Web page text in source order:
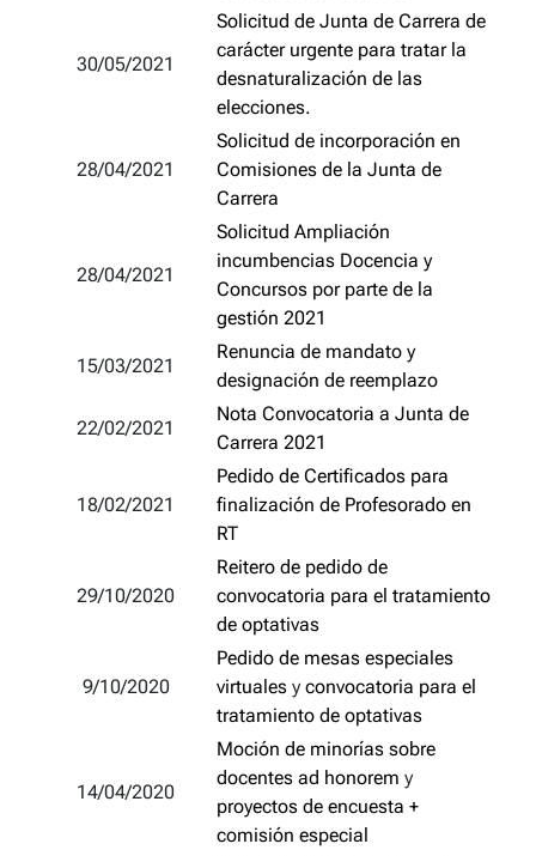
30/05/2021
Solicitud de Junta de Carrera de
carácter urgente para tratar la
desnaturalización de las
elecciones.
28/04/2021
Solicitud de incorporación en
Comisiones de la Junta de
Carrera
28/04/2021
Solicitud Ampliación
incumbencias Docencia y
Concursos por parte de la
gestión 2021
15/03/2021
Renuncia de mandato y
designación de reemplazo
22/02/2021
Nota Convocatoria a Junta de
Carrera 2021
18/02/2021
Pedido de Certificados para
finalización de Profesorado en
RT
29/10/2020
Reitero de pedido de
convocatoria para el tratamiento
de optativas
9/10/2020
Pedido de mesas especiales
virtuales y convocatoria para el
tratamiento de optativas
14/04/2020
Moción de minorías sobre
docentes ad honorem y
proyectos de encuesta +
comisión especial